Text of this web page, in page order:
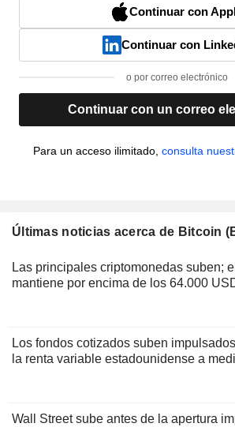
Continuar con
Continuar con
o por correo electrónico
Continuar con un correo
Para un acceso ilimitado, consulta
Últimas noticias acerca de Bitcoin
Las principales criptomonedas suben;
mantiene por encima de los 64.000
Los fondos cotizados suben
la renta variable estadounidense a
Wall Street sube antes de la apertura